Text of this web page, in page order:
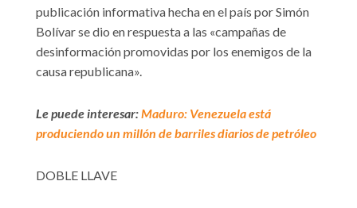
publicación informativa hecha en el país por Simón
Bolívar se dio en respuesta a las «campañas de
desinformación promovidas por los enemigos de la
causa republicana».
Le puede interesar:Maduro: Venezuela está
produciendo un millón de barriles diarios de petróleo
DOBLE LLAVE